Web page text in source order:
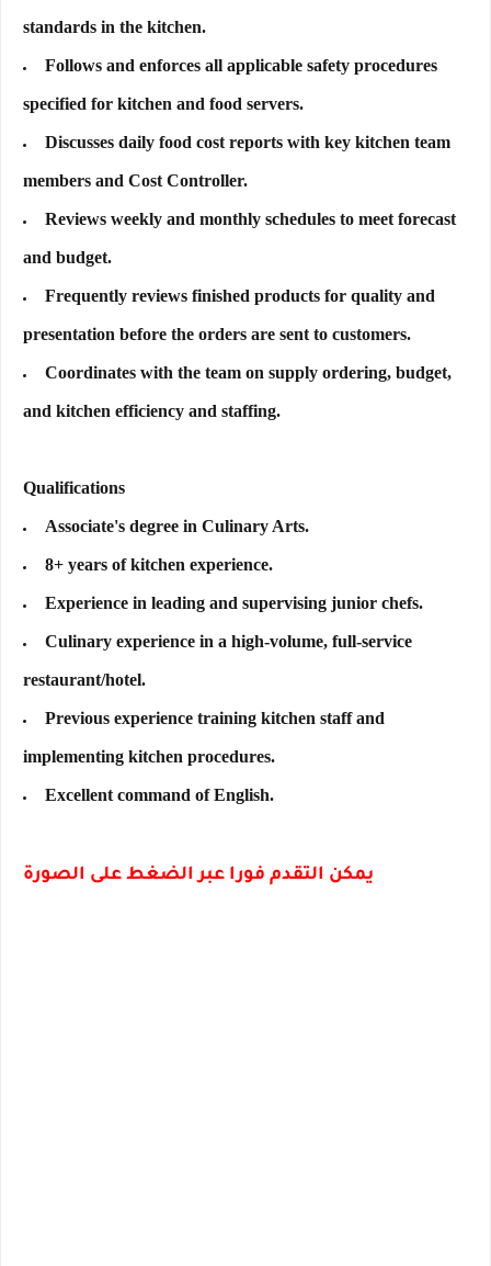
standards in the kitchen.
Follows and enforces all applicable safety procedures
specified for kitchen and food servers.
Discusses daily food cost reports with key kitchen team
members and Cost Controller.
Reviews weekly and monthly schedules to meet forecast
and budget.
Frequently reviews finished products for quality and
presentation before the orders are sent to customers.
Coordinates with the team on supply ordering, budget,
and kitchen efficiency and staffing.
Qualifications
Associate's degree in Culinary Arts.
8+ years of kitchen experience.
Experience in leading and supervising junior chefs.
Culinary experience in a high-volume, full-service
restaurant/hotel.
Previous experience training kitchen staff and
implementing kitchen procedures.
Excellent command of English.
يمكن التقدم فورا عبر الضغط على الصورة